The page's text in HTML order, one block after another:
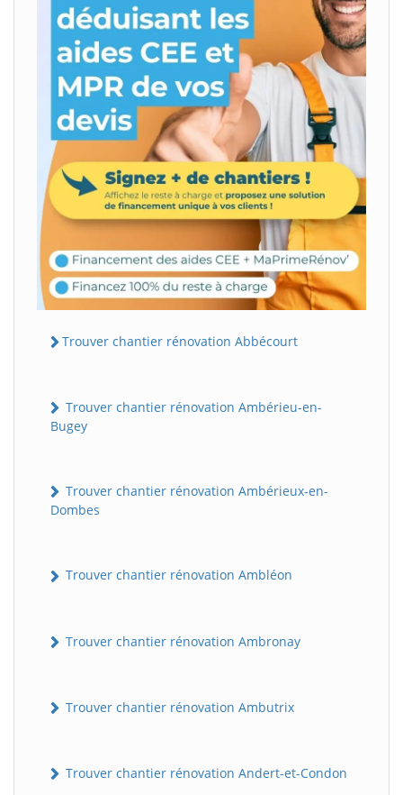
Trouver chantier rénovation Abbécourt
Trouver chantier rénovation Ambérieu-en-
Bugey
Trouver chantier rénovation Ambérieux-en-
Dombes
Trouver chantier rénovation Ambléon
Trouver chantier rénovation Ambronay
Trouver chantier rénovation Ambutrix
Trouver chantier rénovation Andert-et-Condon